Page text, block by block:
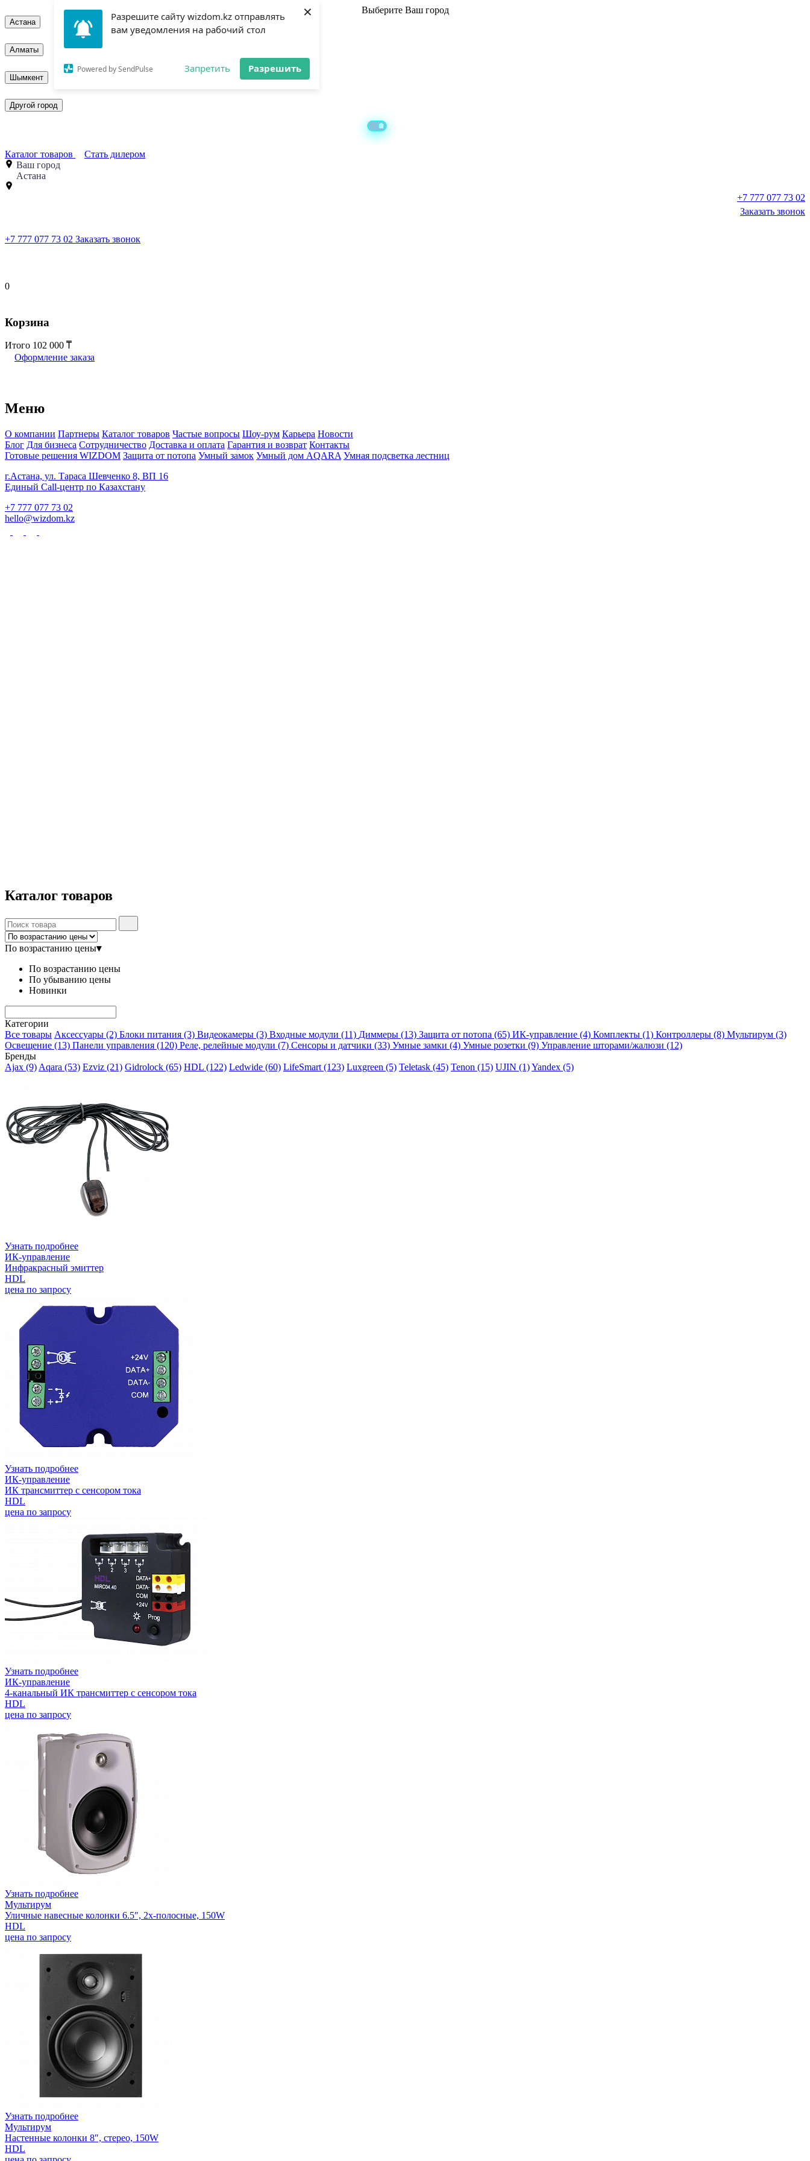
Разрешите сайту wizdom.kz отправлять
вам уведомления на рабочий стол
Powered by SendPulse Запретить Разрешить
× Выберите Ваш город
Астана
Алматы
Шымкент
Другой город
Каталог товаров
Стать дилером
Ваш город
Астана
+7 777 077 73 02
Заказать звонок
+7 777 077 73 02 Заказать звонок
0
Корзина
Итого 102 000
Оформление заказа
Меню
О компании Партнеры Каталог товаров Частые вопросы Шоу-рум Карьера Новости
Блог Для бизнеса Сотрудничество Доставка и оплата Гарантия и возврат Контакты
Готовые решения WIZDOM Защита от потопа Умный замок Умный дом AQARA Умная подсветка лестниц
г.Астана, ул. Тараса Шевченко 8, ВП 16
Единый Call-центр по Казахстану
+7 777 077 73 02
hello@wizdom.kz
Каталог товаров
По возрастанию цены▾
По возрастанию цены
По убыванию цены
Новинки
Категории
Все товары Аксессуары (2) Блоки питания (3) Видеокамеры (3) Входные модули (11) Диммеры (13) Защита от потопа (65) ИК-управление (4) Комплекты (1) Контроллеры (8) Мультирум (3)
Освещение (13) Панели управления (120) Реле, релейные модули (7) Сенсоры и датчики (33) Умные замки (4) Умные розетки (9) Управление шторами/жалюзи (12)
Бренды
Ajax (9) Aqara (53) Ezviz (21) Gidrolock (65) HDL (122) Ledwide (60) LifeSmart (123) Luxgreen (5) Teletask (45) Tenon (15) UJIN (1)Yandex (5)
Узнать подробнее
ИК-управление
Инфракрасный эмиттер
HDL
цена по запросу
Узнать подробнее
ИК-управление
ИК трансмиттер с сенсором тока
HDL
цена по запросу
Узнать подробнее
ИК-управление
4-канальный ИК трансмиттер с сенсором тока
HDL
цена по запросу
Узнать подробнее
Мультирум
Уличные навесные колонки 6.5″, 2х-полосные, 150W
HDL
цена по запросу
Узнать подробнее
Мультирум
Настенные колонки 8″, стерео, 150W
HDL